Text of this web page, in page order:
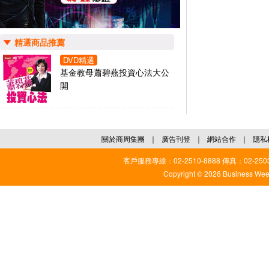
精選商品推薦
DVD精選
基金教母蕭碧燕投資心法大公
開
關於商周集團 ｜ 廣告刊登 ｜ 網站合作 ｜ 隱私
客戶服務專線：02-2510-8888 傳真：02-
Copyright © 2026 Business